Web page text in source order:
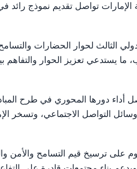
الإمارات تواصل تقديم نموذج رائد
ما يستدعي تعزيز الحوار
أداء دورها المحوري في طرح
ووسائل التواصل الاجتماعي، وتسخر
على ترسيخ قيم التسامح والأمن